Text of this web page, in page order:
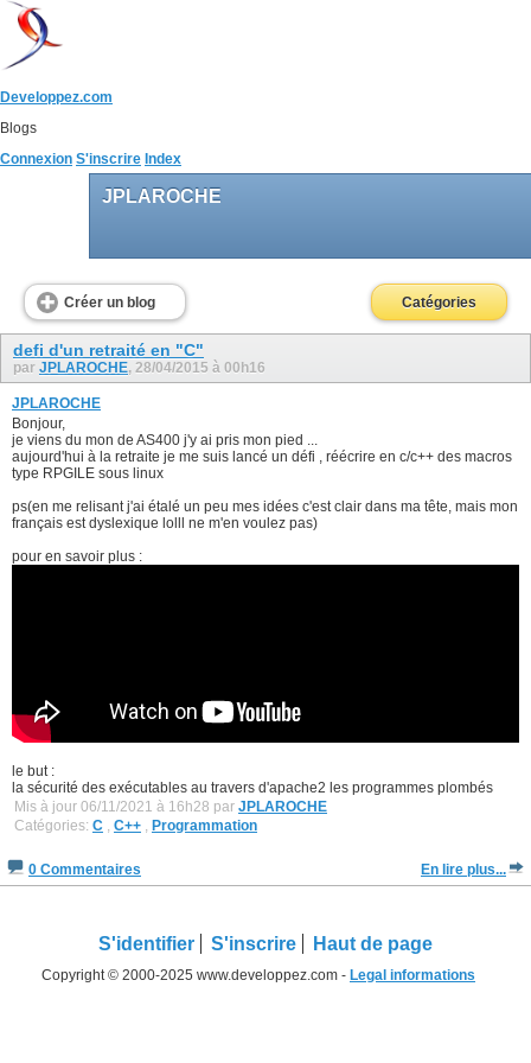
Developpez.com
Blogs
Connexion S'inscrire Index
JPLAROCHE
Créer un blog Catégories
defi d'un retraité en "C"
par JPLAROCHE, 28/04/2015 à 00h16
JPLAROCHE
Bonjour,
je viens du mon de AS400 j'y ai pris mon pied ...
aujourd'hui à la retraite je me suis lancé un défi , réécrire en c/c++ des macros
type RPGILE sous linux
ps(en me relisant j'ai étalé un peu mes idées c'est clair dans ma tête, mais mon
français est dyslexique lolll ne m'en voulez pas)
pour en savoir plus :
le but :
la sécurité des exécutables au travers d'apache2 les programmes plombés
Mis à jour 06/11/2021 à 16h28 par JPLAROCHE
Catégories: C , C++ , Programmation
0 Commentaires En lire plus...
S'identifier S'inscrire Haut de page
Copyright © 2000-2025 www.developpez.com - Legal informations